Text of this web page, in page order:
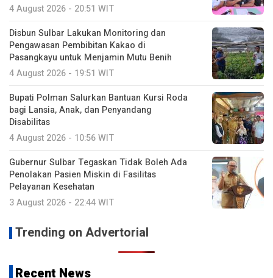
4 August 2026 - 20:51 WIT
Disbun Sulbar Lakukan Monitoring dan
Pengawasan Pembibitan Kakao di
Pasangkayu untuk Menjamin Mutu Benih
4 August 2026 - 19:51 WIT
Bupati Polman Salurkan Bantuan Kursi Roda
bagi Lansia, Anak, dan Penyandang
Disabilitas
4 August 2026 - 10:56 WIT
Gubernur Sulbar Tegaskan Tidak Boleh Ada
Penolakan Pasien Miskin di Fasilitas
Pelayanan Kesehatan
3 August 2026 - 22:44 WIT
Trending on Advertorial
Recent News